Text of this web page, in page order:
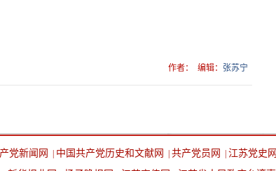
作者： 编辑： 张苏宁
党新闻网 中国共产党历史和文献网 共产党员网 江苏党史网